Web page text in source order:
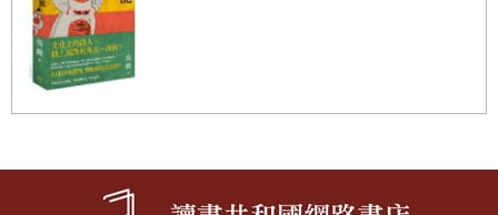
「橋頭堡你都不知道啊，你還當記者？」那個穿迷彩服的民
工笑得更加燦爛，顯然，他將我當做記者了。「就在那座橋